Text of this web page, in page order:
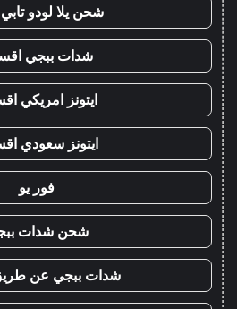
شحن يلا لودو تابي
شدات ببجي
ايتونز امريكي
ايتونز سعودي
فور يو
شحن شدات
شدات ببجي عن